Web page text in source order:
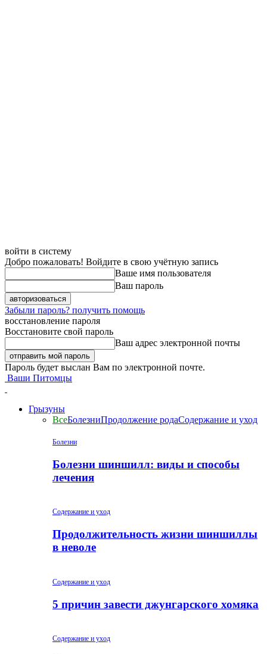
войти в систему
Добро пожаловать! Войдите в свою учётную запись
Ваше имя пользователя
Ваш пароль
Забыли пароль? получить помощь
восстановление пароля
Восстановите свой пароль
Ваш адрес электронной почты
Пароль будет выслан Вам по электронной почте.
Ваши Питомцы
Грызуны
ВсеБолезниПродолжение родаСодержание и уход
Болезни
Болезни шиншилл: виды и способы
лечения
Содержание и уход
Продолжительность жизни шиншиллы
в неволе
Содержание и уход
5 причин завести джунгарского хомяка
Содержание и уход